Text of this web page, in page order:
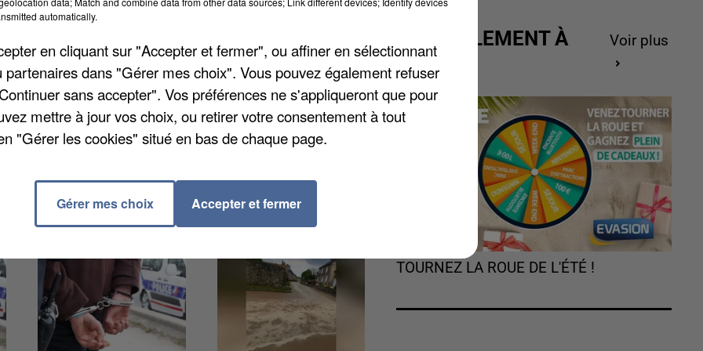
l'intoxication est évidente. Selon
: d'après eux ce n'est pas la première fois qu'il y a
souhaitent même porter plainte. Et à Mérobert,
été pris de vomissements mais aussi de
poursuit et l'école restera portes closes tant que la
ACTUELLEMENT À
GAGNER
Voir plus
TOURNEZ LA ROUE DE L'ÉTÉ !
automatically.
en cliquant sur "Accepter et fermer", ou affiner en sélectionnant
partenaires dans "Gérer mes choix". Vous pouvez également refuser
sans accepter". Vos préférences ne s'appliqueront que pour
mettre à jour vos choix, ou retirer votre consentement à tout
"Gérer les cookies" situé en bas de chaque page.
Gérer mes choix Accepter et fermer